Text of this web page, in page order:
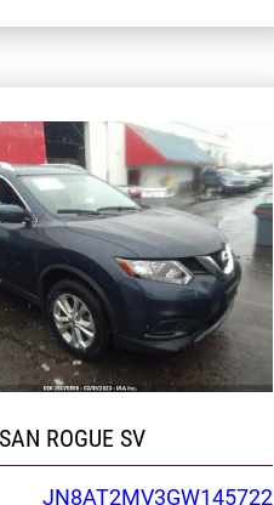
ROGUE SV
JN8AT2MV3GW145722